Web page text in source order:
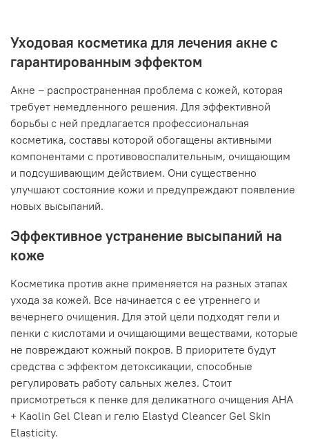
Уходовая косметика для лечения акне с
гарантированным эффектом
Акне – распространенная проблема с кожей, которая
требует немедленного решения. Для эффективной
борьбы с ней предлагается профессиональная
косметика, составы которой обогащены активными
компонентами с противовоспалительным, очищающим
и подсушивающим действием. Они существенно
улучшают состояние кожи и предупреждают появление
новых высыпаний.
Эффективное устранение высыпаний на
коже
Косметика против акне применяется на разных этапах
ухода за кожей. Все начинается с ее утреннего и
вечернего очищения. Для этой цели подходят гели и
пенки с кислотами и очищающими веществами, которые
не повреждают кожный покров. В приоритете будут
средства с эффектом детоксикации, способные
регулировать работу сальных желез. Стоит
присмотреться к пенке для деликатного очищения AHA
+ Kaolin Gel Clean и гелю Elastyd Cleancer Gel Skin
Elasticity.